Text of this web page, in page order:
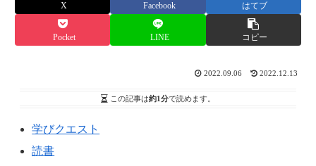
X Facebook はてブ
Pocket LINE コピー
2022.09.06 2022.12.13
この記事は約1分で読めます。
学びクエスト
読書